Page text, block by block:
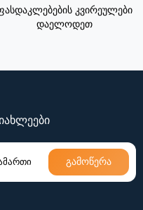
კვირეულები
დაელოდეთ
გამოწერა